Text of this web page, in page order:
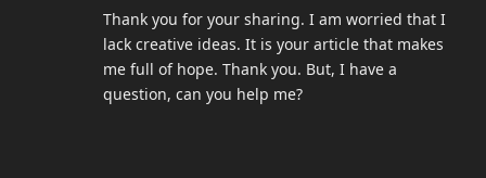
Thank you for your sharing. I am worried that I
lack creative ideas. It is your article that makes
me full of hope. Thank you. But, I have a
question, can you help me?